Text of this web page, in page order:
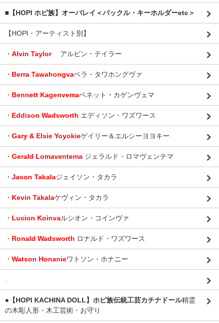
■【HOPI ホピ族】オーバレイ＜バックル・キーホルダーetc＞
【HOPI・アーティスト別】
・ Alvin Taylor アルビン・テイラー
・ Berra Tawahongvaベラ・タワホングヴァ
・ Bennett Kagenvemaベネット・カゲンヴェマ
・ Eddison Wadsworth エディソン・ワズワース
・ Gary & Elsie Yoyokieゲイリー＆エルシーヨヨキー
・ Gerald Lomaventema ジェラルド・ロマヴェンテマ
・ Jason Takalaジェイソン・タカラ
・ Kevin Takalaケヴィン・タカラ
・ Lucion Koinvaルシオン・コインヴァ
・ Ronald Wadsworth ロナルド・ワズワース
・ Watson Honanieワトソン・ホナニー
.
●【HOPI KACHINA DOLL】ホピ族伝統工芸カチナドール精霊
の木彫人形・木工芸術・お守り